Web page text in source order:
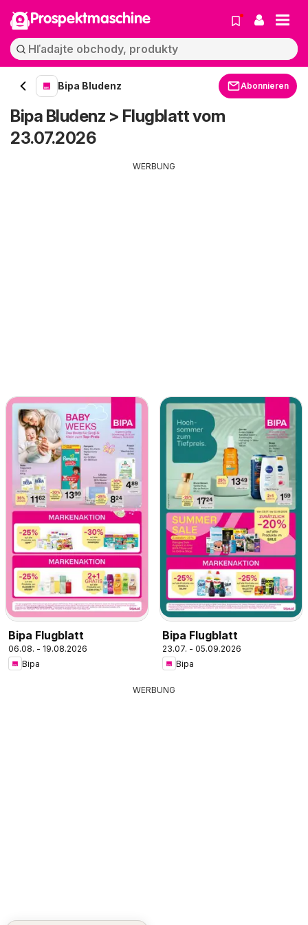
Prospektmaschine
Bipa Bludenz Abonnieren
Bipa Bludenz > Flugblatt vom
23.07.2026
WERBUNG
Bipa Flugblatt
06.08. - 19.08.2026
Bipa
Bipa Flugblatt
23.07. - 05.09.2026
Bipa
WERBUNG